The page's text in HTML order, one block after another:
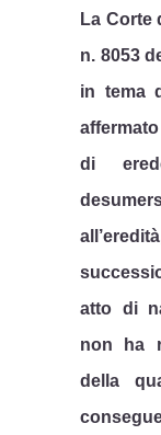
La Corte
n. 8053
in tema
di
atto di
non ha
della